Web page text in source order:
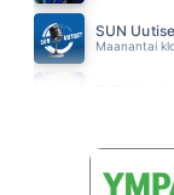
SUN
Maanantai